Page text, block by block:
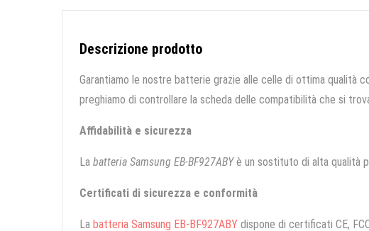
Descrizione prodotto
Garantiamo le nostre batterie grazie alle celle di ottima qualità
preghiamo di controllare la scheda delle compatibilità che si
Affidabilità e sicurezza
La batteria Samsung EB-BF927ABYè un sostituto di alta qualità
Certificati di sicurezza e conformità
La batteria Samsung EB-BF927ABY dispone di certificati CE,